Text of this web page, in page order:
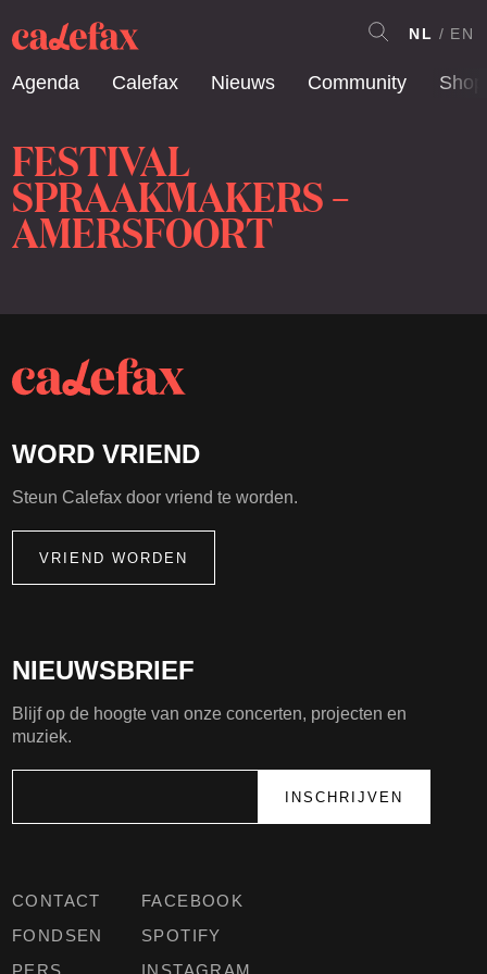
Agenda Calefax Nieuws Community Shop
NL EN
FESTIVAL
SPRAAKMAKERS –
AMERSFOORT
CONTACT
FONDSEN
PERS
FACEBOOK
SPOTIFY
INSTAGRAM
NIEUWSBRIEF
Blijf op de hoogte van onze concerten, projecten en
muziek.
WORD VRIEND
Steun Calefax door vriend te worden.
VRIEND WORDEN